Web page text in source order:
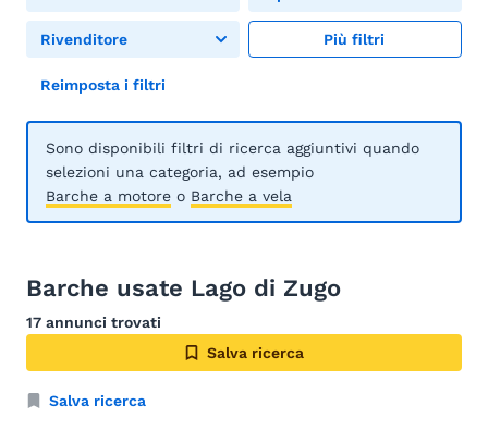
Rivenditore Più filtri
Reimposta i filtri
Sono disponibili filtri di ricerca aggiuntivi quando
selezioni una categoria, ad esempio
Barche a motore o Barche a vela
Barche usate Lago di Zugo
17 annunci trovati
Salva ricerca
Salva ricerca